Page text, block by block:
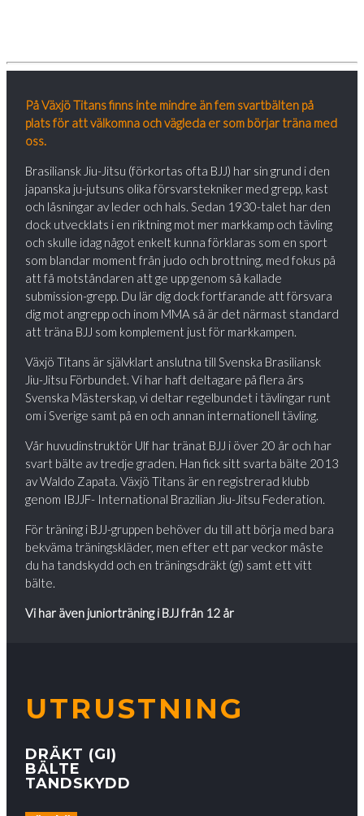
På Växjö Titans finns inte mindre än fem svartbälten på
plats för att välkomna och vägleda er som börjar träna med
oss.
Brasiliansk Jiu-Jitsu (förkortas ofta BJJ) har sin grund i den
japanska ju-jutsuns olika försvarstekniker med grepp, kast
och låsningar av leder och hals. Sedan 1930-talet har den
dock utvecklats i en riktning mot mer markkamp och tävling
och skulle idag något enkelt kunna förklaras som en sport
som blandar moment från judo och brottning, med fokus på
att få motståndaren att ge upp genom så kallade
submission-grepp. Du lär dig dock fortfarande att försvara
dig mot angrepp och inom MMA så är det närmast standard
att träna BJJ som komplement just för markkampen.
Växjö Titans är självklart anslutna till Svenska Brasiliansk
Jiu-Jitsu Förbundet. Vi har haft deltagare på flera års
Svenska Mästerskap, vi deltar regelbundet i tävlingar runt
om i Sverige samt på en och annan internationell tävling.
Vår huvudinstruktör Ulf har tränat BJJ i över 20 år och har
svart bälte av tredje graden. Han fick sitt svarta bälte 2013
av Waldo Zapata. Växjö Titans är en registrerad klubb
genom IBJJF- International Brazilian Jiu-Jitsu Federation.
För träning i BJJ-gruppen behöver du till att börja med bara
bekväma träningskläder, men efter ett par veckor måste
du ha tandskydd och en träningsdräkt (gi) samt ett vitt
bälte.
Vi har även juniorträning i BJJ från 12 år
UTRUSTNING
DRÄKT (GI)
BÄLTE
TANDSKYDD